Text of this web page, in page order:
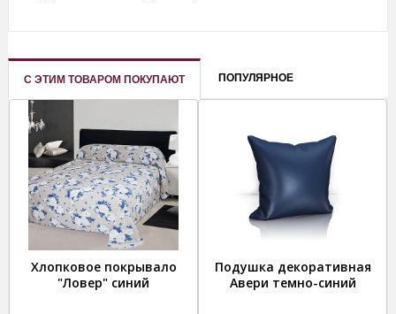
С ЭТИМ ТОВАРОМ ПОКУПАЮТ ПОПУЛЯРНОЕ
Хлопковое покрывало
"Ловер" синий
Подушка декоративная
Авери темно-синий